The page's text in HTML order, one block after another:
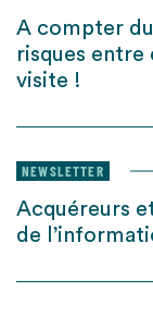
A compter du
risques entre
visite !
NEWSLETTER
Acquéreurs
de